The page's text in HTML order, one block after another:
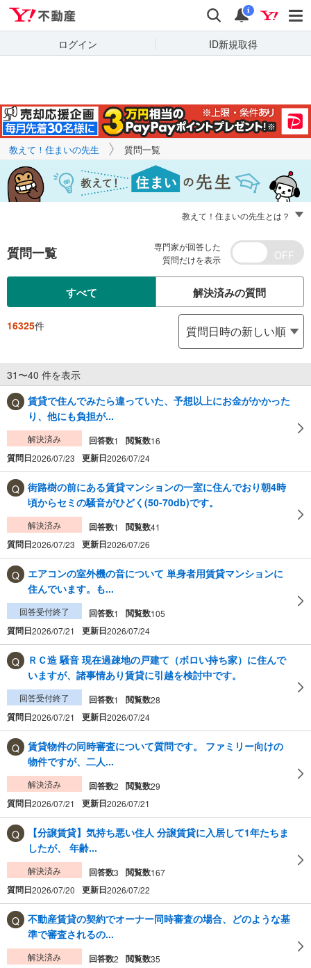
検索 通知
i
ログイン ID新規取得
キーワードで
質問を探す
教えて！住まいの先生 質問一覧
教えて！住まいの先生とは？
質問一覧
専門家が回答した
質問だけを表示
すべて 解決済みの質問
16325件
31〜40 件を表示
賃貸で住んでみたら違っていた、予想以上にお金がかかった
り、他にも負担が...
解決済み 回答数1 閲覧数16
質問日2026/07/23 更新日2026/07/24
街路樹の前にある賃貸マンションの一室に住んでおり朝4時
頃からセミの騒音がひどく(50-70db)です。
解決済み 回答数1 閲覧数41
質問日2026/07/23 更新日2026/07/26
エアコンの室外機の音について 単身者用賃貸マンションに
住んでいます。も...
回答受付終了 回答数1 閲覧数105
質問日2026/07/21 更新日2026/07/24
ＲＣ造 騒音 現在過疎地の戸建て（ボロい持ち家）に住んで
いますが、諸事情あり賃貸に引越を検討中です。
回答受付終了 回答数1 閲覧数28
質問日2026/07/21 更新日2026/07/24
賃貸物件の同時審査について質問です。 ファミリー向けの
物件ですが、二人...
解決済み 回答数2 閲覧数29
質問日2026/07/21 更新日2026/07/21
【分譲賃貸】気持ち悪い住人 分譲賃貸に入居して1年たちま
したが、 年齢...
解決済み 回答数3 閲覧数167
質問日2026/07/20 更新日2026/07/22
不動産賃貸の契約でオーナー同時審査の場合、どのような基
準で審査されるの...
解決済み 回答数2 閲覧数35